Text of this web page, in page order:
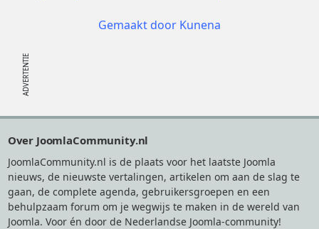
Gemaakt door Kunena
Over JoomlaCommunity.nl
JoomlaCommunity.nl is de plaats voor het laatste Joomla
nieuws, de nieuwste vertalingen, artikelen om aan de slag te
gaan, de complete agenda, gebruikersgroepen en een
behulpzaam forum om je wegwijs te maken in de wereld van
Joomla. Voor én door de Nederlandse Joomla-community!